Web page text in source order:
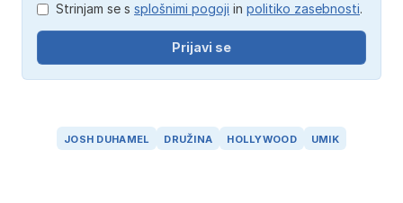
Strinjam se s splošnimi pogoji in politiko zasebnosti.
Prijavi se
JOSH DUHAMEL DRUŽINA HOLLYWOOD UMIK